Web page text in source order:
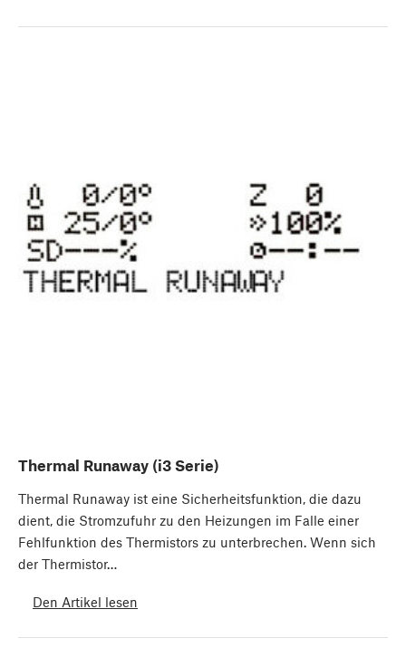
Thermal Runaway (i3 Serie)
Thermal Runaway ist eine Sicherheitsfunktion, die dazu
dient, die Stromzufuhr zu den Heizungen im Falle einer
Fehlfunktion des Thermistors zu unterbrechen. Wenn sich
der Thermistor…
Den Artikel lesen